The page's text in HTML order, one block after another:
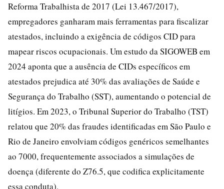
Reforma Trabalhista de 2017 (Lei 13.467/2017),
empregadores ganharam mais ferramentas para fiscalizar
atestados, incluindo a exigência de códigos CID para
mapear riscos ocupacionais. Um estudo da SIGOWEB em
2024 aponta que a ausência de CIDs específicos em
atestados prejudica até 30% das avaliações de Saúde e
Segurança do Trabalho (SST), aumentando o potencial de
litígios. Em 2023, o Tribunal Superior do Trabalho (TST)
relatou que 20% das fraudes identificadas em São Paulo e
Rio de Janeiro envolviam códigos genéricos semelhantes
ao 7000, frequentemente associados a simulações de
doença (diferente do Z76.5, que codifica explicitamente
essa conduta).